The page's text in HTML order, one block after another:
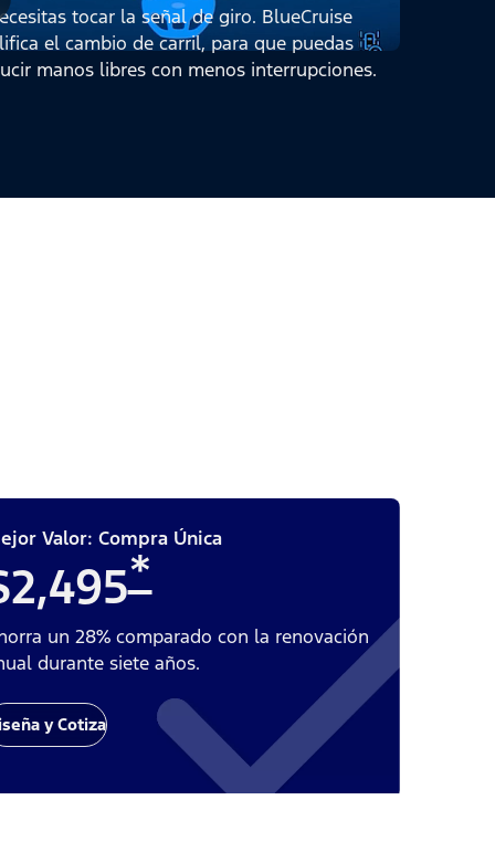
tocar la señal de giro. BlueCruise
el cambio de carril, para que puedas
manos libres con menos interrupciones.
Valor: Compra Única
*
un 28% comparado con la renovación
durante siete años.
y Cotiza